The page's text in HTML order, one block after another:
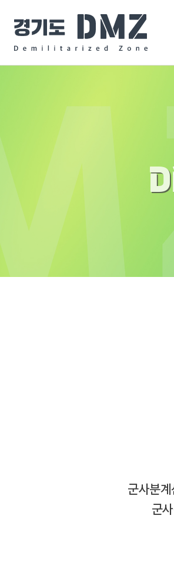
군사분
군